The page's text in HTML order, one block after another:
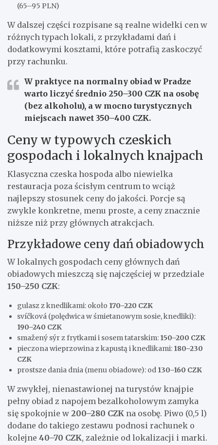
(65–95 PLN)
W dalszej części rozpisane są realne widełki cen w
różnych typach lokali, z przykładami dań i
dodatkowymi kosztami, które potrafią zaskoczyć
przy rachunku.
W praktyce na normalny obiad w Pradze
warto liczyć średnio 250–300 CZK na osobę
(bez alkoholu), a w mocno turystycznych
miejscach nawet 350–400 CZK.
Ceny w typowych czeskich
gospodach i lokalnych knajpach
Klasyczna czeska hospoda albo niewielka
restauracja poza ścisłym centrum to wciąż
najlepszy stosunek ceny do jakości. Porcje są
zwykle konkretne, menu proste, a ceny znacznie
niższe niż przy głównych atrakcjach.
Przykładowe ceny dań obiadowych
W lokalnych gospodach ceny głównych dań
obiadowych mieszczą się najczęściej w przedziale
150–250 CZK:
gulasz z knedlikami: około 170–220 CZK
svíčková (polędwica w śmietanowym sosie, knedliki):
190–240 CZK
smažený sýr z frytkami i sosem tatarskim: 150–200 CZK
pieczona wieprzowina z kapustą i knedlikami: 180–230
CZK
prostsze dania dnia (menu obiadowe): od 130–160 CZK
W zwykłej, nienastawionej na turystów knajpie
pełny obiad z napojem bezalkoholowym zamyka
się spokojnie w 200–280 CZK na osobę. Piwo (0,5 l)
dodane do takiego zestawu podnosi rachunek o
kolejne 40–70 CZK, zależnie od lokalizacji i marki.